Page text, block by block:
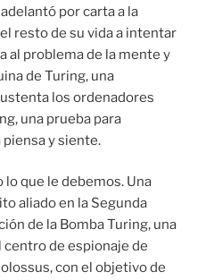
por carta a la
resto de su vida a intentar
al problema de la mente y
de Turing, una
los ordenadores
una prueba para
y siente.
que le debemos. Una
aliado en la Segunda
de la Bomba Turing, una
centro de espionaje de
con el objetivo de